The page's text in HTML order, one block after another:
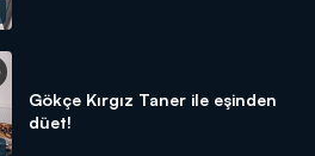
Gökçe Kırgız Taner ile eşinden
düet!